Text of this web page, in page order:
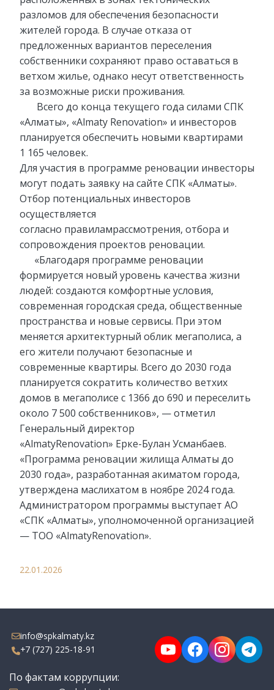
22.01.2026
разломов для обеспечения безопасности
жителей города. В случае отказа от
предложенных вариантов переселения
собственники сохраняют право оставаться в
ветхом жилье, однако несут ответственность
за возможные риски проживания.
Всего до конца текущего года силами СПК
«Алматы», «Almaty Renovation» и инвесторов
планируется обеспечить новыми квартирами
1 165 человек.
Для участия в программе реновации инвесторы
могут подать заявку на сайте СПК «Алматы».
Отбор потенциальных инвесторов
осуществляется
согласно правиламрассмотрения, отбора и
сопровождения проектов реновации.
«Благодаря программе реновации
формируется новый уровень качества жизни
людей: создаются комфортные условия,
современная городская среда, общественные
пространства и новые сервисы. При этом
меняется архитектурный облик мегаполиса, а
его жители получают безопасные и
современные квартиры. Всего до 2030 года
планируется сократить количество ветхих
домов в мегаполисе с 1366 до 690 и переселить
около 7 500 собственников», — отметил
Генеральный директор
«AlmatyRenovation» Ерке-Булан Усманбаев.
«Программа реновации жилища Алматы до
2030 года», разработанная акиматом города,
утверждена маслихатом в ноябре 2024 года.
Администратором программы выступает АО
«СПК «Алматы», уполномоченной организацией
— ТОО «AlmatyRenovation».
info@spkalmaty.kz
+7 (727) 225-18-91
По фактам коррупции: